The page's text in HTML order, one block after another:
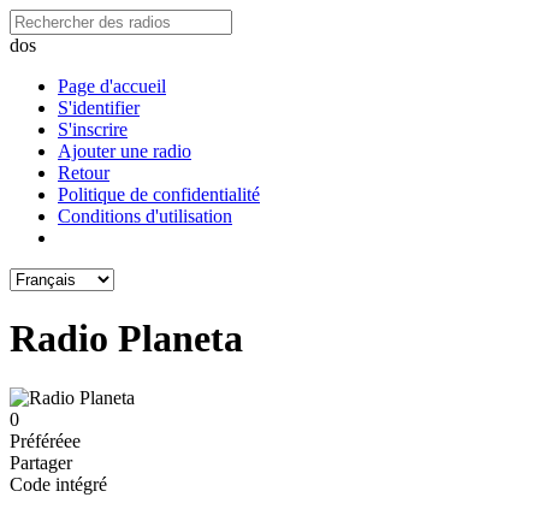
dos
Page d'accueil
S'identifier
S'inscrire
Ajouter une radio
Retour
Politique de confidentialité
Conditions d'utilisation
Radio Planeta
0
Préféréeе
Partager
Code intégré